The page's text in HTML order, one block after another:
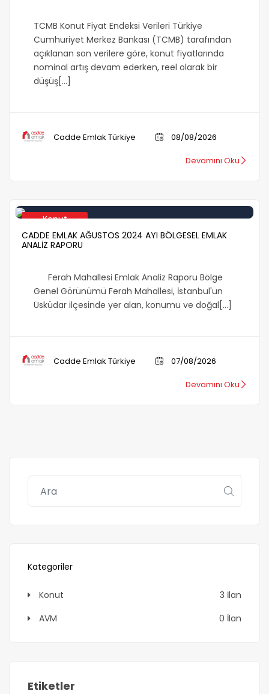
TCMB Konut Fiyat Endeksi Verileri Türkiye
Cumhuriyet Merkez Bankası (TCMB) tarafından
açıklanan son verilere göre, konut fiyatlarında
nominal artış devam ederken, reel olarak bir
düşüş[...]
Cadde Emlak Türkiye 08/08/2026
Devamını Oku
Konut
CADDE EMLAK AĞUSTOS 2024 AYI BÖLGESEL EMLAK
ANALİZ RAPORU
Ferah Mahallesi Emlak Analiz Raporu Bölge
Genel Görünümü Ferah Mahallesi, İstanbul'un
Üsküdar ilçesinde yer alan, konumu ve doğal[...]
Cadde Emlak Türkiye 07/08/2026
Devamını Oku
Kategoriler
Konut
3 İlan
AVM
0 İlan
Etiketler